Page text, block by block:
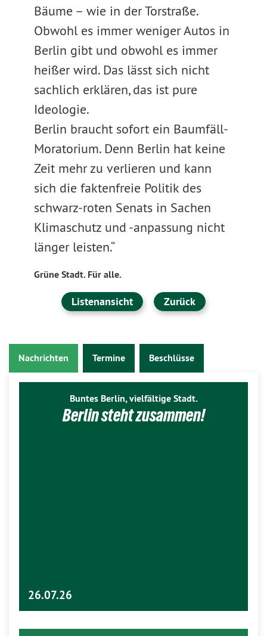
Bäume – wie in der Torstraße.
Obwohl es immer weniger Autos in
Berlin gibt und obwohl es immer
heißer wird. Das lässt sich nicht
sachlich erklären, das ist pure
Ideologie.
Berlin braucht sofort ein Baumfäll-
Moratorium. Denn Berlin hat keine
Zeit mehr zu verlieren und kann
sich die faktenfreie Politik des
schwarz-roten Senats in Sachen
Klimaschutz und -anpassung nicht
länger leisten.“
Grüne Stadt. Für alle.
Listenansicht Zurück
Nachrichten Termine Beschlüsse
Buntes Berlin, vielfältige Stadt.
Berlin steht zusammen!
26.07.26